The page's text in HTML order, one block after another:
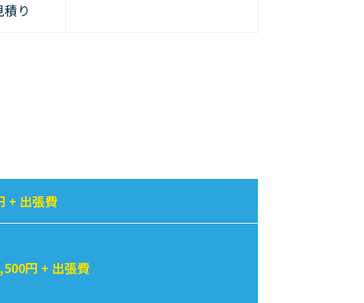
り
+ 出張費
円 + 出張費